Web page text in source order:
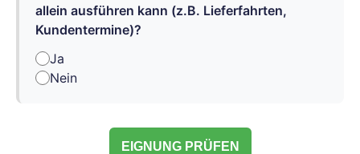
allein ausführen kann (z.B. Lieferfahrten,
Kundentermine)?
Ja
Nein
EIGNUNG PRÜFEN